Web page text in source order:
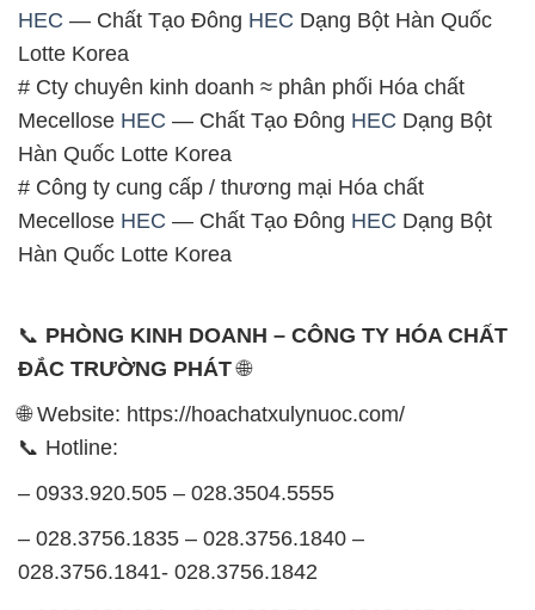
HEC — Chất Tạo Đông HEC Dạng Bột Hàn Quốc
Lotte Korea
# Cty chuyên kinh doanh ≈ phân phối Hóa chất
Mecellose HEC — Chất Tạo Đông HEC Dạng Bột
Hàn Quốc Lotte Korea
# Công ty cung cấp / thương mại Hóa chất
Mecellose HEC — Chất Tạo Đông HEC Dạng Bột
Hàn Quốc Lotte Korea
📞 PHÒNG KINH DOANH – CÔNG TY HÓA CHẤT
ĐẮC TRƯỜNG PHÁT🌐
🌐 Website: https://hoachatxulynuoc.com/
📞 Hotline:
– 0933.920.505 – 028.3504.5555
– 028.3756.1835 – 028.3756.1840 –
028.3756.1841- 028.3756.1842